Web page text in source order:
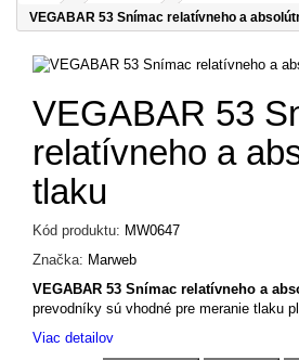
VEGABAR 53 Snímac relatívneho a
VEGABAR 53
relatívneho a
tlaku
Kód produktu: MW0647
Značka: Marweb
VEGABAR 53 Snímac relatívneho a
prevodníky sú vhodné pre meranie tlaku
Viac detailov